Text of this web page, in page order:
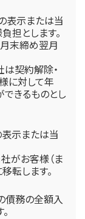
表示または当
担とします。
末締め翌月
契約解除・
に対して年
きるものとし
表示または当
がお客様（ま
転します。
債務の全額入